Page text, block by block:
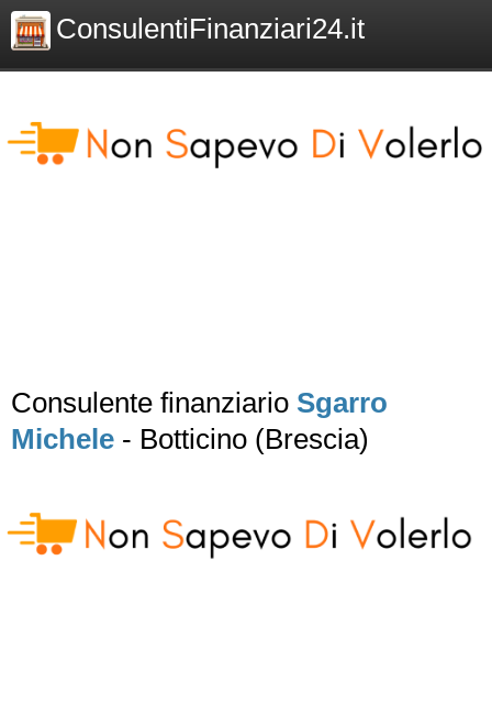
ConsulentiFinanziari24.it
Consulente finanziario Sgarro
Michele - Botticino (Brescia)